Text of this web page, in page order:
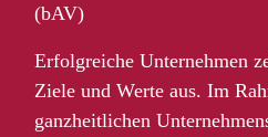
(bAV)
Erfolgreiche Unternehmen
Ziele und Werte aus. Im
ganzheitlichen